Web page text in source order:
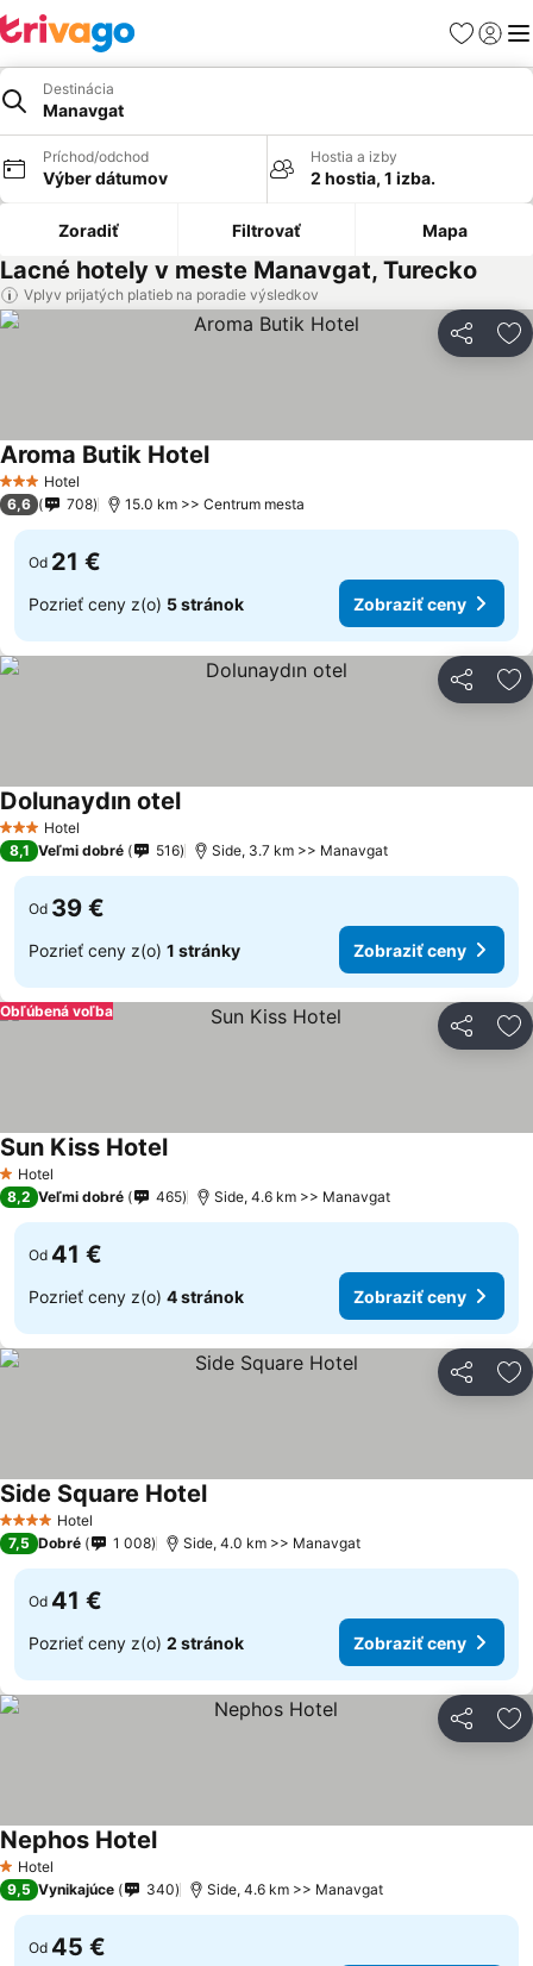
Obľúbené
Destinácia
Manavgat
Príchod/odchod
Výber dátumov
Hostia a izby
2 hostia, 1 izba.
Zoradiť Filtrovať Mapa
Lacné hotely v meste Manavgat, Turecko
Vplyv prijatých platieb na poradie výsledkov
Zdieľať
3 Počet hviezdičiek
Hotel
Aroma Butik Hotel
6,6 708 15.0 km >> Centrum mesta
Od 21 €
Pozrieť ceny z(o) 5 stránok Zobraziť ceny
Zdieľať
3 Počet hviezdičiek
Hotel
Dolunaydın otel
8,1 Veľmi dobré 516 Side, 3.7 km >> Manavgat
Od 39 €
Pozrieť ceny z(o) 1 stránky Zobraziť ceny
Zdieľať
Obľúbená voľba
1 Počet hviezdičiek
Hotel
Sun Kiss Hotel
8,2 Veľmi dobré 465 Side, 4.6 km >> Manavgat
Od 41 €
Pozrieť ceny z(o) 4 stránok Zobraziť ceny
Zdieľať
4 Počet hviezdičiek
Hotel
Side Square Hotel
7,5 Dobré 1 008 Side, 4.0 km >> Manavgat
Od 41 €
Pozrieť ceny z(o) 2 stránok Zobraziť ceny
Zdieľať
1 Počet hviezdičiek
Hotel
Nephos Hotel
9,5 Vynikajúce 340 Side, 4.6 km >> Manavgat
Od 45 €